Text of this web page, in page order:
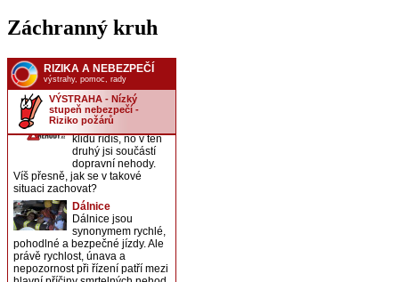
Záchranný kruh